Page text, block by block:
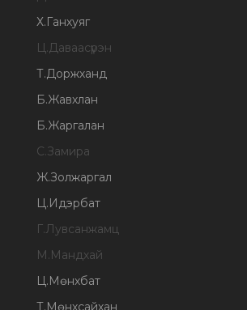
Х.Ганхуяг
Ц.Даваасүрэн
Т.Доржханд
Б.Жавхлан
Б.Жаргалан
С.Замира
Ж.Золжаргал
Ц.Идэрбат
Г.Лувсанжамц
М.Мандхай
Ц.Мөнхбат
Т.Мөнхсайхан